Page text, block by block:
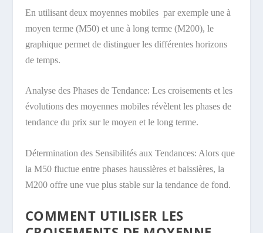
En utilisant deux moyennes mobiles par exemple une à
moyen terme (M50) et une à long terme (M200), le
graphique permet de distinguer les différentes horizons
de temps.
Analyse des Phases de Tendance: Les croisements et les
évolutions des moyennes mobiles révèlent les phases de
tendance du prix sur le moyen et le long terme.
Détermination des Sensibilités aux Tendances: Alors que
la M50 fluctue entre phases haussières et baissières, la
M200 offre une vue plus stable sur la tendance de fond.
COMMENT UTILISER LES